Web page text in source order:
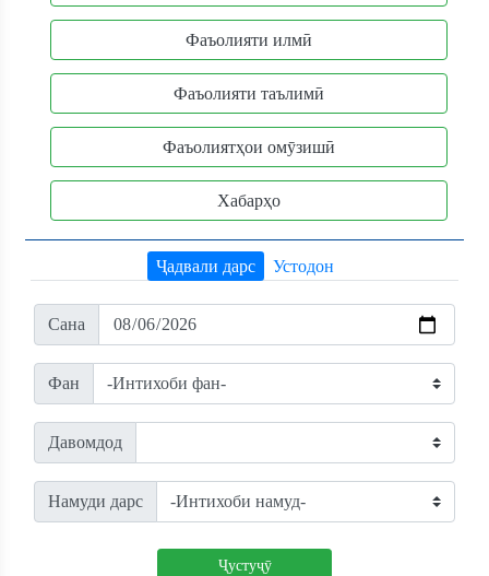
Фаъолияти илмӣ
Фаъолияти таълимӣ
Фаъолиятҳои омӯзишӣ
Хабарҳо
Ҷадвали дарс Устодон
Сана
Фан
Давомдод
Намуди дарс
Ҷустуҷӯ